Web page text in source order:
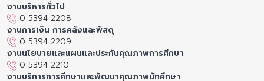
งานบริหารทั่วไป
0 5394 2208
งานการเงิน การคลังและพัสดุ
0 5394 2209
งานนโยบายและแผนและประกันคุณภาพการศึกษา
0 5394 2210
งานบริการการศึกษาและพัฒนาคุณภาพนักศึกษา